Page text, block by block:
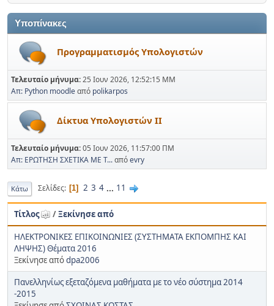
Υποπίνακες
Προγραμματισμός Υπολογιστών
Τελευταίο μήνυμα:25 Ιουν 2026, 12:52:15 ΜΜ
Απ: Python moodleαπό polikarpos
Δίκτυα Υπολογιστών ΙΙ
Τελευταίο μήνυμα:05 Ιουν 2026, 11:57:00 ΠΜ
Απ: ΕΡΩΤΗΣΗ ΣΧΕΤΙΚΑ ΜΕ Τ...απόevry
Κάτω Σελίδες 1 2 3 4 ... 11
Τίτλος /Ξεκίνησε από
ΗΛΕΚΤΡΟΝΙΚΕΣ ΕΠΙΚΟΙΝΩΝΙΕΣ (ΣΥΣΤΗΜΑΤΑ ΕΚΠΟΜΠΗΣ ΚΑΙ
ΛΗΨΗΣ) Θέματα 2016
Ξεκίνησε απόdpa2006
Πανελληνίως εξεταζόμενα μαθήματα με το νέο σύστημα 2014
-2015